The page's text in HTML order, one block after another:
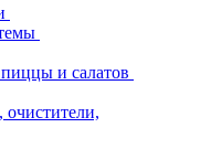
и салатов